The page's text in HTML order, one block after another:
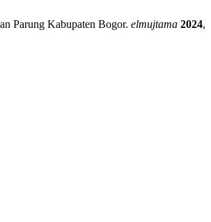
Parung Kabupaten Bogor. elmujtama 2024,